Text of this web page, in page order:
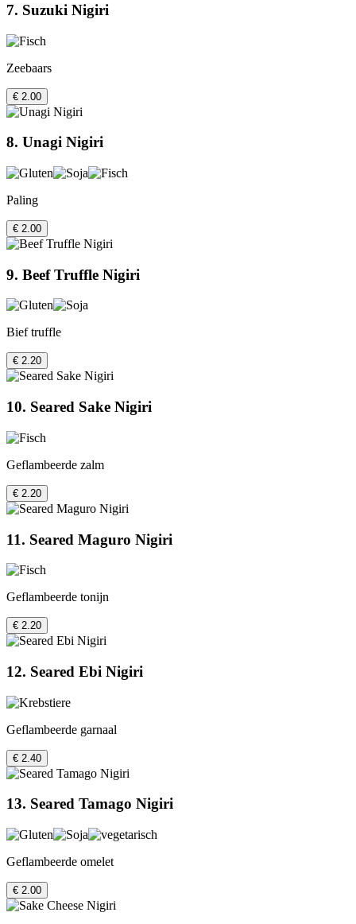
7. Suzuki Nigiri
Zeebaars
€ 2.00
8. Unagi Nigiri
Paling
€ 2.00
9. Beef Truffle Nigiri
Bief truffle
€ 2.20
10. Seared Sake Nigiri
Geflambeerde zalm
€ 2.20
11. Seared Maguro Nigiri
Geflambeerde tonijn
€ 2.20
12. Seared Ebi Nigiri
Geflambeerde garnaal
€ 2.40
13. Seared Tamago Nigiri
Geflambeerde omelet
€ 2.00